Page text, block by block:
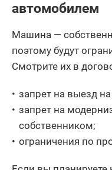
автомобилем
Машина —
поэтому будут
Смотрите их в
запрет на выезд
запрет на
собственником;
ограничения по